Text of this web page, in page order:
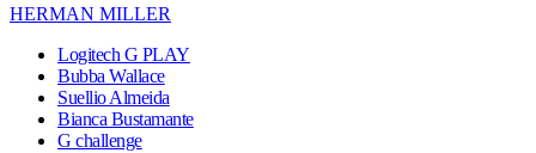
HERMAN MILLER
Logitech G PLAY
Bubba Wallace
Suellio Almeida
Bianca Bustamante
G challenge